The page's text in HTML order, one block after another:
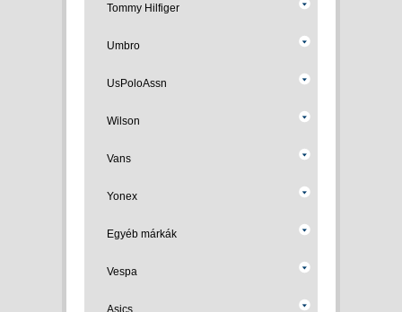
Tommy Hilfiger
Umbro
UsPoloAssn
Wilson
Vans
Yonex
Egyéb márkák
Vespa
Asics